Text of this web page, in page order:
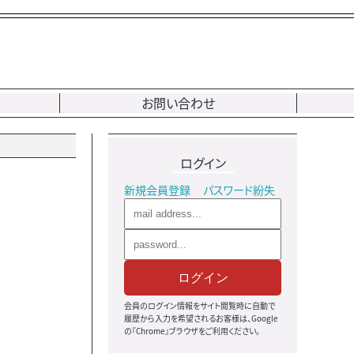
お問い合わせ
ログイン
新規会員登録 パスワード紛失
ログイン
会員のログイン情報をサイト閲覧時に自動で
履歴から入力を希望されるお客様は、Google
の『Chrome』ブラウザをご利用ください。